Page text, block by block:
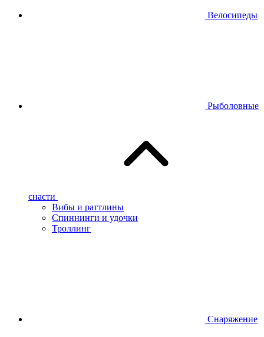
Велосипеды
Рыболовные
снасти
Вибы и раттлины
Спиннинги и удочки
Троллинг
Снаряжение